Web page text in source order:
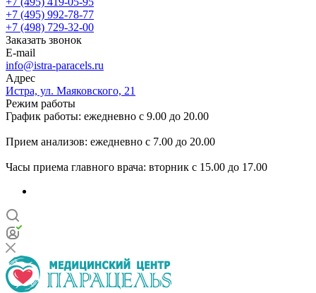
+7 (495) 992-78-77
+7 (498) 729-32-00
Заказать звонок
E-mail
info@istra-paracels.ru
Адрес
Истра, ул. Маяковского, 21
Режим работы
График работы: ежедневно с 9.00 до 20.00
Прием анализов: ежедневно с 7.00 до 20.00
Часы приема главного врача: вторник с 15.00 до 17.00